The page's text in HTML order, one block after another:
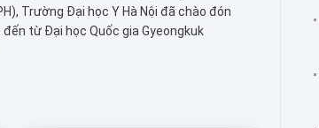
Trường Đại học Y Hà Nội đã chào đón
từ Đại học Quốc gia Gyeongkuk
University – GKNU), Hàn Quốc tham gia